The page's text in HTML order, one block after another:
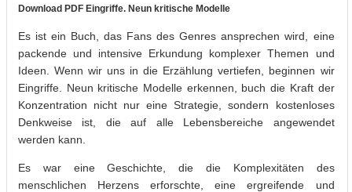
Download PDF Eingriffe. Neun kritische Modelle
Es ist ein Buch, das Fans des Genres ansprechen wird, eine
packende und intensive Erkundung komplexer Themen und
Ideen. Wenn wir uns in die Erzählung vertiefen, beginnen wir
Eingriffe. Neun kritische Modelle erkennen, buch die Kraft der
Konzentration nicht nur eine Strategie, sondern kostenloses
Denkweise ist, die auf alle Lebensbereiche angewendet
werden kann.
Es war eine Geschichte, die die Komplexitäten des
menschlichen Herzens erforschte, eine ergreifende und